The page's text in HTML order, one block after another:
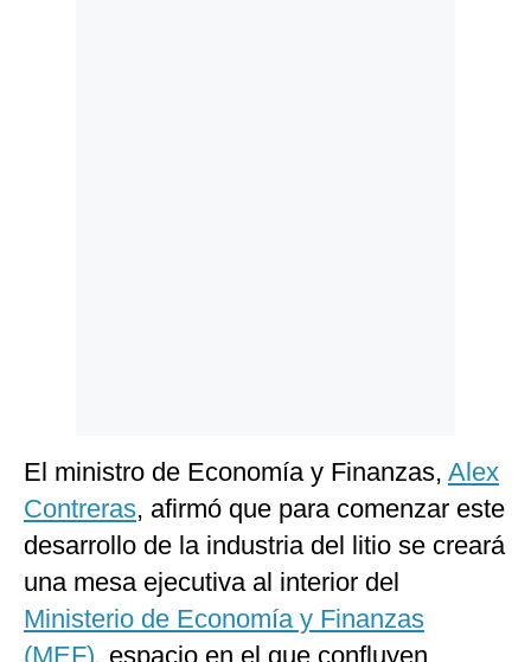
El ministro de Economía y Finanzas, Alex
Contreras, afirmó que para comenzar este
desarrollo de la industria del litio se creará
una mesa ejecutiva al interior del
Ministerio de Economía y Finanzas
(MEF), espacio en el que confluyen